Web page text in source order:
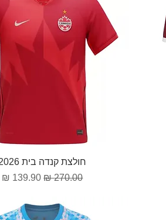
תצוגה מהירה
חולצת קנדה בית 2026
מחיר רגיל‏270.00 ‏₪ מחיר מבצע